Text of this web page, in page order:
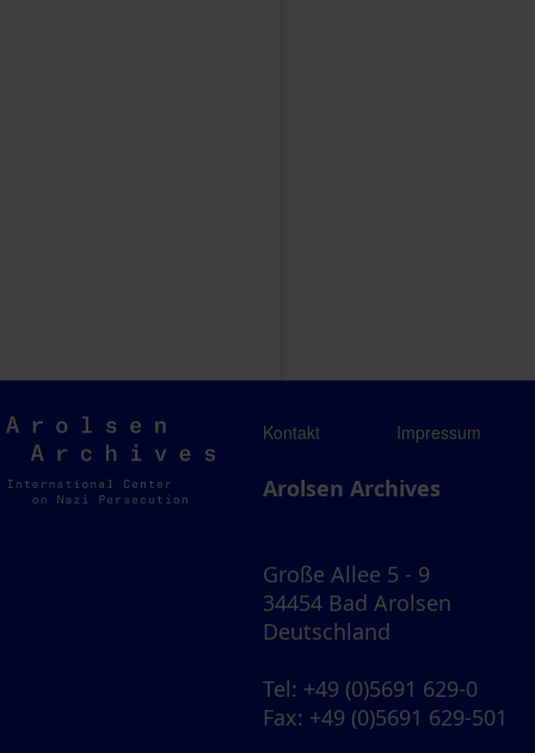
Arolsen
Archives
Kontakt Impressum
Arolsen Archives
Große Allee 5 - 9
34454 Bad Arolsen
Deutschland
Tel: +49 (0)5691 629-0
Fax: +49 (0)5691 629-501